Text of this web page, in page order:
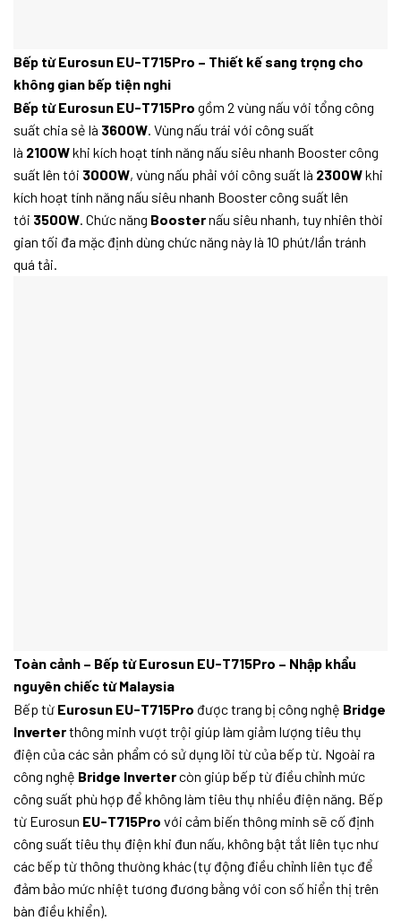
Bếp từ Eurosun EU-T715Pro – Thiết kế sang trọng cho
không gian bếp tiện nghi
Bếp từ Eurosun EU-T715Pro gồm 2 vùng nấu với tổng công
suất chia sẻ là 3600W. Vùng nấu trái với công suất
là 2100Wkhi kích hoạt tính năng nấu siêu nhanh Booster công
suất lên tới 3000W, vùng nấu phải với công suất là 2300Wkhi
kích hoạt tính năng nấu siêu nhanh Booster công suất lên
tới 3500W. Chức năng Boosternấu siêu nhanh, tuy nhiên thời
gian tối đa mặc định dùng chức năng này là 10 phút/lần tránh
quá tải.
Toàn cảnh – Bếp từ Eurosun EU-T715Pro – Nhập khẩu
nguyên chiếc từ Malaysia
Bếp từ Eurosun EU-T715Pro được trang bị công nghệ Bridge
Inverterthông minh vượt trội giúp làm giảm lượng tiêu thụ
điện của các sản phẩm có sử dụng lõi từ của bếp từ. Ngoài ra
công nghệ Bridge Invertercòn giúp bếp từ điều chỉnh mức
công suất phù hợp để không làm tiêu thụ nhiều điện năng. Bếp
từ Eurosun EU-T715Pro với cảm biến thông minh sẽ cố định
công suất tiêu thụ điện khi đun nấu, không bật tắt liên tục như
các bếp từ thông thường khác (tự động điều chỉnh liên tục để
đảm bảo mức nhiệt tương đương bằng với con số hiển thị trên
bàn điều khiển).